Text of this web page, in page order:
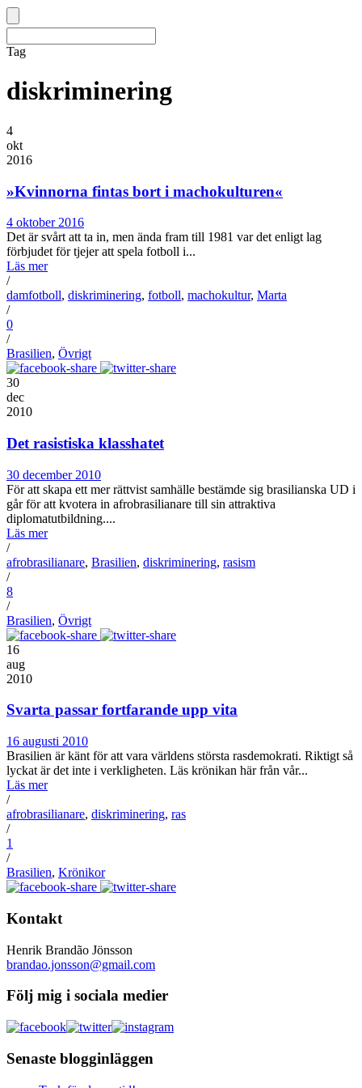
Tag
diskriminering
4
okt
2016
»Kvinnorna fintas bort i machokulturen«
4 oktober 2016
Det är svårt att ta in, men ända fram till 1981 var det enligt lag
förbjudet för tjejer att spela fotboll i...
Läs mer
/
damfotboll, diskriminering, fotboll, machokultur, Marta
/
0
/
Brasilien, Övrigt
30
dec
2010
Det rasistiska klasshatet
30 december 2010
För att skapa ett mer rättvist samhälle bestämde sig brasilianska UD i
går för att kvotera in afrobrasilianare till sin attraktiva
diplomatutbildning....
Läs mer
/
afrobrasilianare, Brasilien, diskriminering, rasism
/
8
/
Brasilien, Övrigt
16
aug
2010
Svarta passar fortfarande upp vita
16 augusti 2010
Brasilien är känt för att vara världens största rasdemokrati. Riktigt så
lyckat är det inte i verkligheten. Läs krönikan här från vår...
Läs mer
/
afrobrasilianare, diskriminering, ras
/
1
/
Brasilien, Krönikor
Kontakt
Henrik Brandão Jönsson
brandao.jonsson@gmail.com
Följ mig i sociala medier
Senaste blogginläggen